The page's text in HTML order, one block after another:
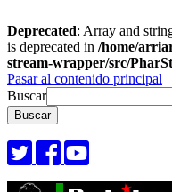
Deprecated: Array and
is deprecated in /home/
stream-wrapper/src/
Pasar al contenido principal
Buscar